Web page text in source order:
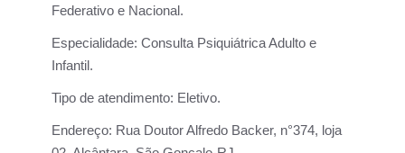
Federativo e Nacional.
Especialidade: Consulta Psiquiátrica Adulto e
Infantil.
Tipo de atendimento: Eletivo.
Endereço: Rua Doutor Alfredo Backer, n°374, loja